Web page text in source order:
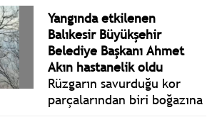
yürürlüğe girişinin yıl
dönümünde genel
merkezde kapsamlı bir
basın açıklaması düzenledi.
Yangında etkilenen
Balıkesir Büyükşehir
Belediye Başkanı Ahmet
Akın hastanelik oldu
Rüzgarın savurduğu kor
parçalarından biri boğazına